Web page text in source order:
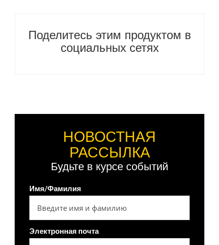
Поделитесь этим продуктом в
социальных сетях
НОВОСТНАЯ
РАССЫЛКА
Будьте в курсе событий
Имя/Фамилия
Электронная почта